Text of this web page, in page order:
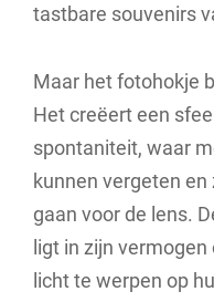
tastbare souvenirs
Maar het fotohokje
Het creëert een
spontaniteit, waar
kunnen vergeten
gaan voor de lens.
ligt in zijn
licht te werpen op